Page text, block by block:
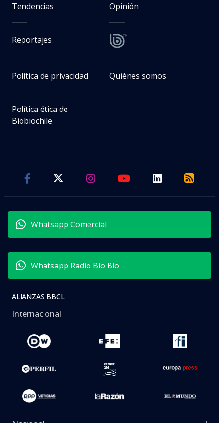
Tendencias Opinión
Reportajes
Política de privacidad Quiénes somos
Política ética de
Biobiochile
Whatsapp Comercial
Whatsapp Radio Bío Bío
ALIANZAS BBCL
Internacional